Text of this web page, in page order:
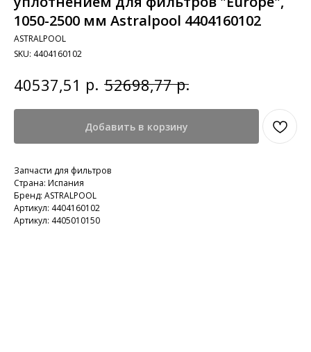
1050-2500 мм Astralpool 4404160102
ASTRALPOOL
SKU: 4404160102
40537,51 р. 52698,77 р.
Добавить в корзину
Запчасти для фильтров
Страна: Испания
Бренд: ASTRALPOOL
Артикул: 4404160102
Артикул: 4405010150